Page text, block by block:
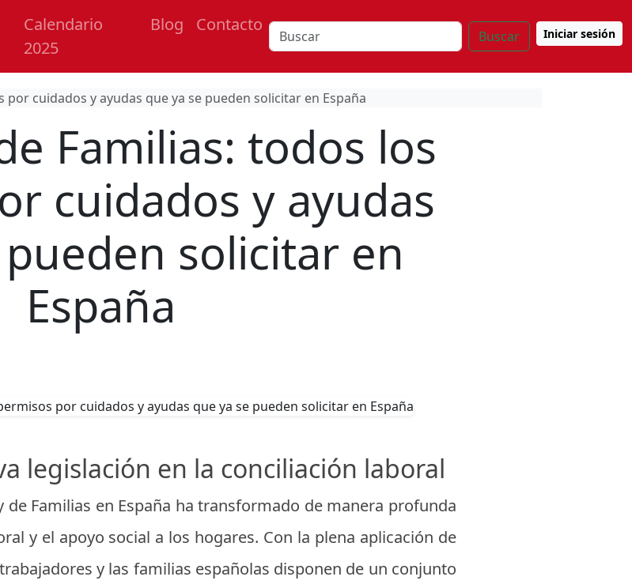
Calendario
2025
Blog Contacto
Buscar Iniciar sesión
por cuidados y ayudas que ya se pueden solicitar en España
Familias: todos los
cuidados y ayudas
solicitar en
España
legislación en la conciliación laboral
de Familias en España ha transformado de manera profunda
y el apoyo social a los hogares. Con la plena aplicación de
y las familias españolas disponen de un conjunto